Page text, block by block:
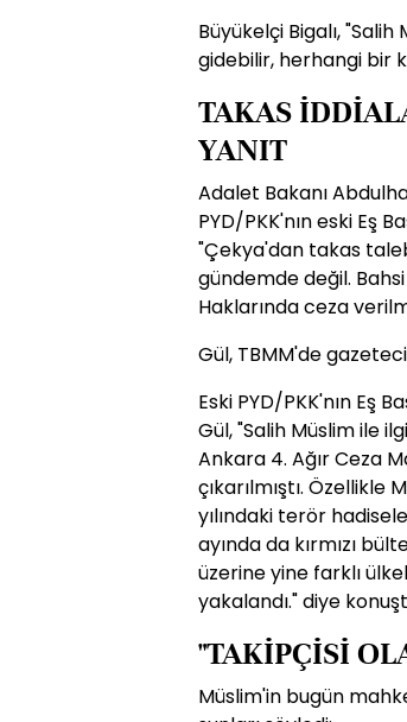
Büyükelçi Bigalı,
gidebilir, herhangi bir
TAKAS
YANIT
Adalet Bakanı
PYD/PKK'nın eski Eş
"Çekya'dan takas
gündemde değil.
Haklarında ceza
Gül, TBMM'de
Eski PYD/PKK'nın Eş
Gül, "Salih Müslim ile
Ankara 4. Ağır Ceza
çıkarılmıştı.
yılındaki terör
ayında da kırmızı
üzerine yine farklı
yakalandı." diye
"TAKİPÇİSİ
Müslim'in bugün